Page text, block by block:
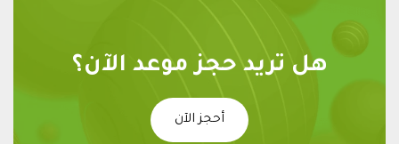
هل تريد حجز موعد الآن؟
أحجز الآن